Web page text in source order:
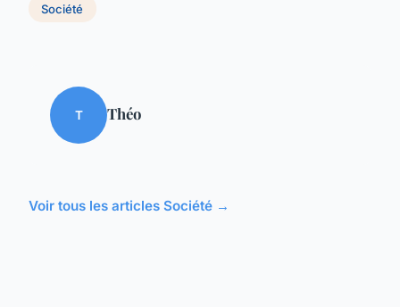
Société
T Théo
Voir tous les articles Société →